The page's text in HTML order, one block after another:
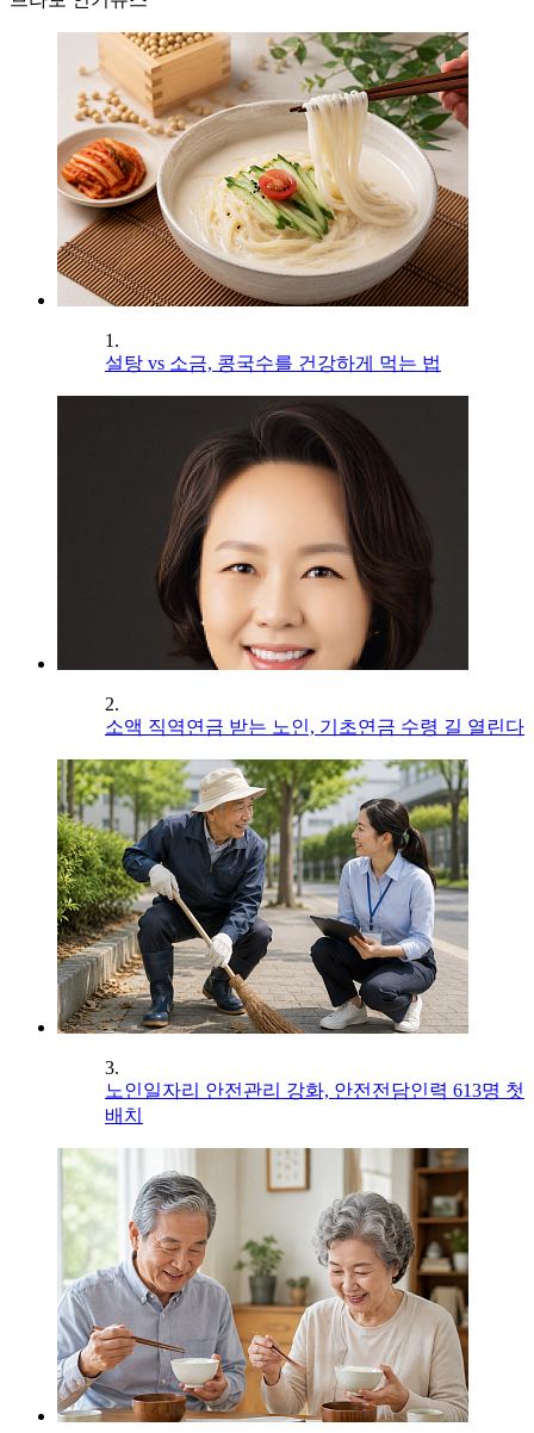
1.
설탕 vs 소금, 콩국수를 건강하게 먹는 법
2.
소액 직역연금 받는 노인, 기초연금 수령 길 열린다
3.
노인일자리 안전관리 강화, 안전전담인력 613명 첫
배치